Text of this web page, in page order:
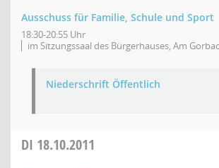
Ausschuss für Familie, Schule und Sport
18:30-20:55 Uhr
im Sitzungssaal des Bürgerhauses, Am
Niederschrift Öffentlich
DI 18.10.2011